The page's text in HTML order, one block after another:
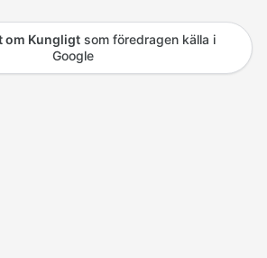
om Kungligtsom föredragen källa i
Google